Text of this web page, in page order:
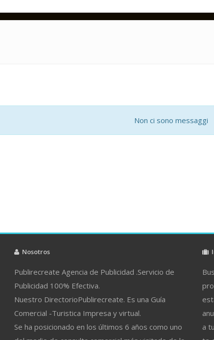
Non ci sono messaggi
Nosotros
Publirecreate Agencia de Publicidad .Servicio de
Publicidad 100% Efectiva.
Nuestro DirectorioPublirecreate. Es una Guía
Comercial -Turistica Impresa y virtual.
Se ha posicionado en los últimos 6 años como uno
a